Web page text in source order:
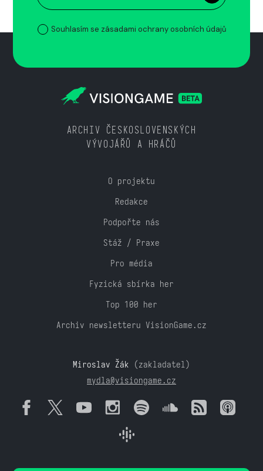
Souhlasím se zásadami ochrany osobních údajů
ARCHIV ČESKOSLOVENSKÝCH
VÝVOJÁŘŮ A HRÁČŮ
O projektu
Redakce
Podpořte nás
Stáž / Praxe
Pro média
Fyzická sbírka her
Top 100 her
Archiv newsletteru VisionGame.cz
Miroslav Žák (zakladatel)
mydla@visiongame.cz